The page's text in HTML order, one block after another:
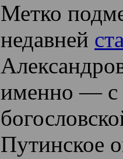
Метко
недавней
именно — с
Путинское